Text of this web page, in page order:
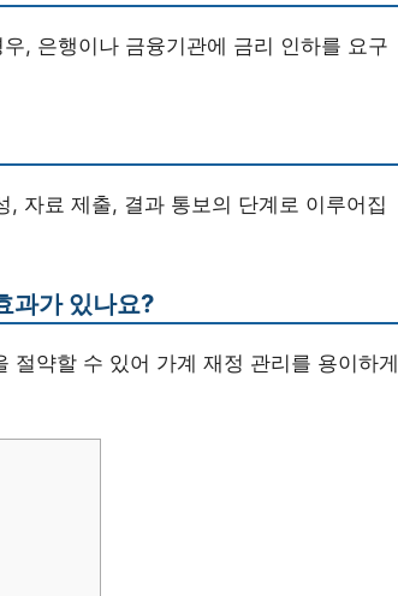
, 은행이나 금융기관에 금리 인하를 요구
자료 제출, 결과 통보의 단계로 이루어집
과가 있나요?
절약할 수 있어 가계 재정 관리를 용이하게